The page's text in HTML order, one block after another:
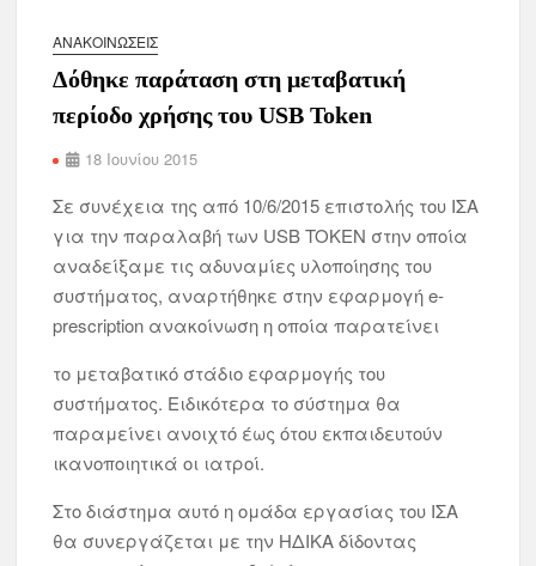
ΑΝΑΚΟΙΝΏΣΕΙΣ
Δόθηκε παράταση στη μεταβατική
περίοδο χρήσης του USB Token
18 Ιουνίου 2015
Σε συνέχεια της από 10/6/2015 επιστολής του ΙΣΑ
για την παραλαβή των USB TOKEN στην οποία
αναδείξαμε τις αδυναμίες υλοποίησης του
συστήματος, αναρτήθηκε στην εφαρμογή e-
prescription ανακοίνωση η οποία παρατείνει
το μεταβατικό στάδιο εφαρμογής του
συστήματος. Ειδικότερα το σύστημα θα
παραμείνει ανοιχτό έως ότου εκπαιδευτούν
ικανοποιητικά οι ιατροί.
Στο διάστημα αυτό η ομάδα εργασίας του ΙΣΑ
θα συνεργάζεται με την ΗΔΙΚΑ δίδοντας